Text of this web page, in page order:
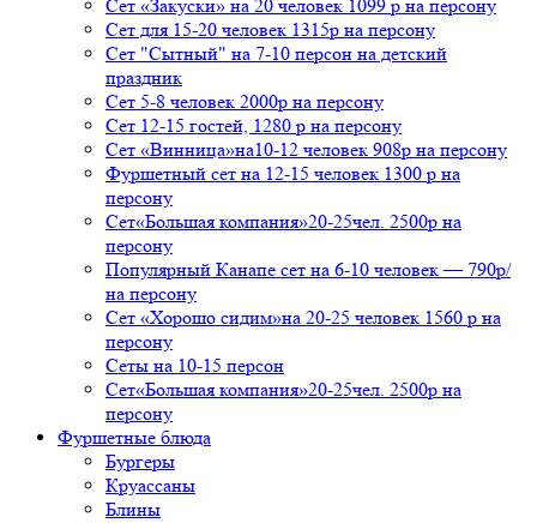
Сет «Закуски» на 20 человек 1099 р на персону
Сет для 15-20 человек 1315р на персону
Сет "Сытный" на 7-10 персон на детский
праздник
Сет 5-8 человек 2000р на персону
Сет 12-15 гостей, 1280 р на персону
Сет «Винница»на10-12 человек 908р на персону
Фуршетный сет на 12-15 человек 1300 р на
персону
Сет«Большая компания»20-25чел. 2500р на
персону
Популярный Канапе сет на 6-10 человек — 790р/
на персону
Сет «Хорошо сидим»на 20-25 человек 1560 р на
персону
Сеты на 10-15 персон
Сет«Большая компания»20-25чел. 2500р на
персону
Фуршетные блюда
Бургеры
Круассаны
Блины